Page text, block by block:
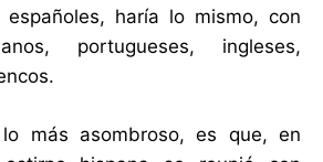
haría lo mismo, con
portugueses, ingleses,
lo más asombroso, es que, en